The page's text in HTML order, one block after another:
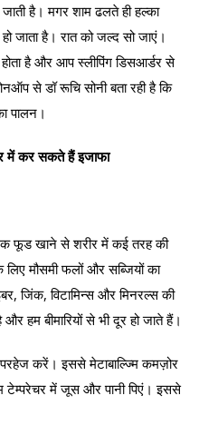
है। मगर शाम ढलते ही हल्का
जाता है। रात को जल्द सो जाएं।
है और आप स्लीपिंग डिसआर्डर से
से डॉ रूचि सोनी बता रही है कि
पालन।
में कर सकते हैं इजाफा
फूड खाने से शरीर में कई तरह की
मौसमी फलों और सब्जियों का
जिंक, विटामिन्स और मिनरल्स की
हम बीमारियों से भी दूर हो जाते हैं।
करें। इससे मेटाबाल्ज्मि कमज़ोर
टेम्परेचर में जूस और पानी पिएं। इससे